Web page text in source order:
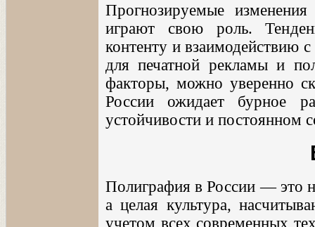
Прогнозируемые
играют свою роль.
контенту и взаимодействию
для печатной рекламы и
факторы, можно уверенно
России ожидает бурное
устойчивости и постоянном
Полиграфия в России — это
а целая культура,
учетом всех современных